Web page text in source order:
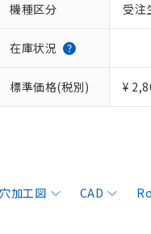
機種区分 受注
在庫状況
標準価格(税別) ¥
加工図 CAD